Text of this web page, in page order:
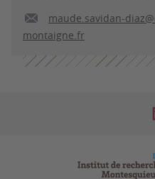
maude.savidan-
montaigne.fr